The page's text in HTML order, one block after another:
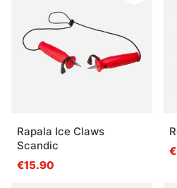
Rapala Ice Claws
Scandic
€15.90